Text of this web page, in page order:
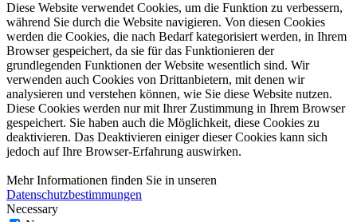
Diese Website verwendet Cookies, um die Funktion zu verbessern,
während Sie durch die Website navigieren. Von diesen Cookies
werden die Cookies, die nach Bedarf kategorisiert werden, in Ihrem
Browser gespeichert, da sie für das Funktionieren der
grundlegenden Funktionen der Website wesentlich sind. Wir
verwenden auch Cookies von Drittanbietern, mit denen wir
analysieren und verstehen können, wie Sie diese Website nutzen.
Diese Cookies werden nur mit Ihrer Zustimmung in Ihrem Browser
gespeichert. Sie haben auch die Möglichkeit, diese Cookies zu
deaktivieren. Das Deaktivieren einiger dieser Cookies kann sich
jedoch auf Ihre Browser-Erfahrung auswirken.
Mehr Informationen finden Sie in unseren
Datenschutzbestimmungen
Necessary